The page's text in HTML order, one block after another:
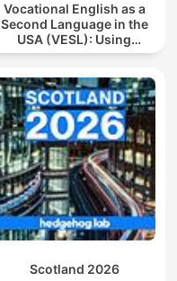
Vocational English as a
Second Language in the
USA (VESL): Using
English for Jobs and
Scotland 2026